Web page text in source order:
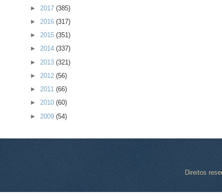
► 2017 (385)
► 2016 (317)
► 2015 (351)
► 2014 (337)
► 2013 (321)
► 2012 (56)
► 2011 (66)
► 2010 (60)
► 2009 (54)
Direitos